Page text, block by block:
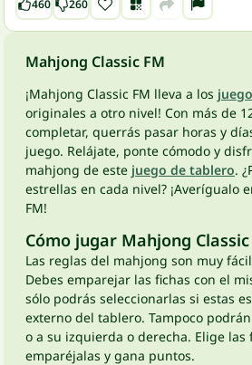
460 260
Mahjong Classic FM
¡Mahjong Classic FM lleva a los
originales a otro nivel! Con más de
completar, querrás pasar horas y
juego. Relájate, ponte cómodo y
mahjong de este juego de tablero.
estrellas en cada nivel? ¡Averígualo
FM!
Cómo jugar Mahjong Classic
Las reglas del mahjong son muy
Debes emparejar las fichas con el
sólo podrás seleccionarlas si estas
externo del tablero. Tampoco
o a su izquierda o derecha. Elige las
emparéjalas y gana puntos.